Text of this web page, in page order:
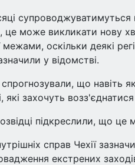
це може викликати нову
межами, оскільки деякі
у відомстві.
спрогнозували, що навіть
які захочуть
підкреслили, що це
справ Чехії
екстрених